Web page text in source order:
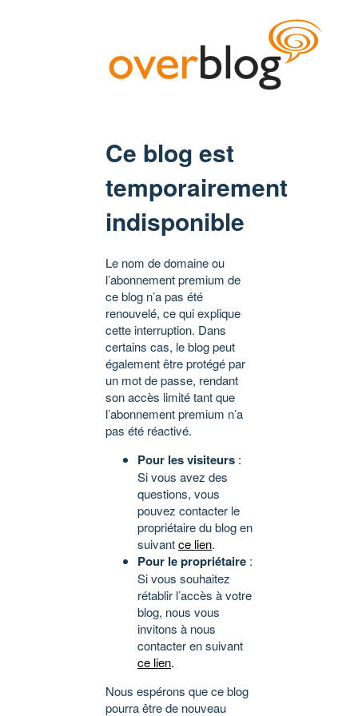
Ce blog est
temporairement
indisponible
Le nom de domaine ou
l’abonnement premium de
ce blog n’a pas été
renouvelé, ce qui explique
cette interruption. Dans
certains cas, le blog peut
également être protégé par
un mot de passe, rendant
son accès limité tant que
l’abonnement premium n’a
pas été réactivé.
Pour les visiteurs :
Si vous avez des
questions, vous
pouvez contacter le
propriétaire du blog en
suivantce lien.
Pour le propriétaire :
Si vous souhaitez
rétablir l’accès à votre
blog, nous vous
invitons à nous
contacter en suivant
ce lien.
Nous espérons que ce blog
pourra être de nouveau